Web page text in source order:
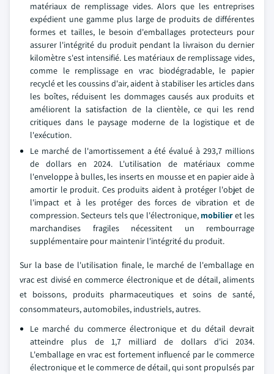
matériaux de remplissage vides. Alors que les entreprises
expédient une gamme plus large de produits de différentes
formes et tailles, le besoin d'emballages protecteurs pour
assurer l'intégrité du produit pendant la livraison du dernier
kilomètre s'est intensifié. Les matériaux de remplissage vides,
comme le remplissage en vrac biodégradable, le papier
recyclé et les coussins d'air, aident à stabiliser les articles dans
les boîtes, réduisent les dommages causés aux produits et
améliorent la satisfaction de la clientèle, ce qui les rend
critiques dans le paysage moderne de la logistique et de
l'exécution.
Le marché de l'amortissement a été évalué à 293,7 millions
de dollars en 2024. L'utilisation de matériaux comme
l'enveloppe à bulles, les inserts en mousse et en papier aide à
amortir le produit. Ces produits aident à protéger l'objet de
l'impact et à les protéger des forces de vibration et de
compression. Secteurs tels que l'électronique, mobilieret les
marchandises fragiles nécessitent un rembourrage
supplémentaire pour maintenir l'intégrité du produit.
Sur la base de l'utilisation finale, le marché de l'emballage en
vrac est divisé en commerce électronique et de détail, aliments
et boissons, produits pharmaceutiques et soins de santé,
consommateurs, automobiles, industriels, autres.
Le marché du commerce électronique et du détail devrait
atteindre plus de 1,7 milliard de dollars d'ici 2034.
L'emballage en vrac est fortement influencé par le commerce
électronique et le commerce de détail, qui sont propulsés par